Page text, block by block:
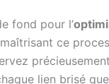
fond pour l’
ce
précieusement
lien brisé